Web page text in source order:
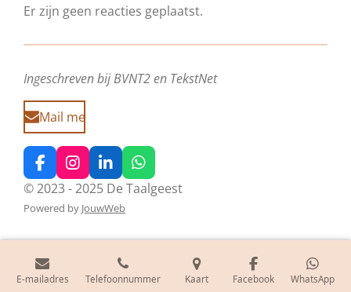
Er zijn geen reacties geplaatst.
Ingeschreven bij BVNT2 en TekstNet
Mail me
F
a
c
e
o
o
k
I
n
s
t
g
L
i
n
k
d
n
W
h
a
A
p
© 2023 - 2025 De Taalgeest
Powered by JouwWeb
E-mailadres Telefoonnummer Kaart Facebook WhatsApp